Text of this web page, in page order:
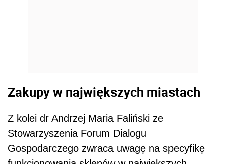
Zakupy w największych miastach
Z kolei dr Andrzej Maria Faliński ze
Stowarzyszenia Forum Dialogu
Gospodarczego zwraca uwagę na specyfikę